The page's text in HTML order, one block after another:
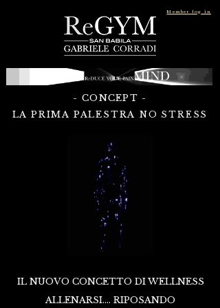
Member log in
- CONCEPT -
LA PRIMA PALESTRANO STRESS
IL NUOVO CONCETTO DI WELLNESS
ALLENARSI.... RIPOSANDO